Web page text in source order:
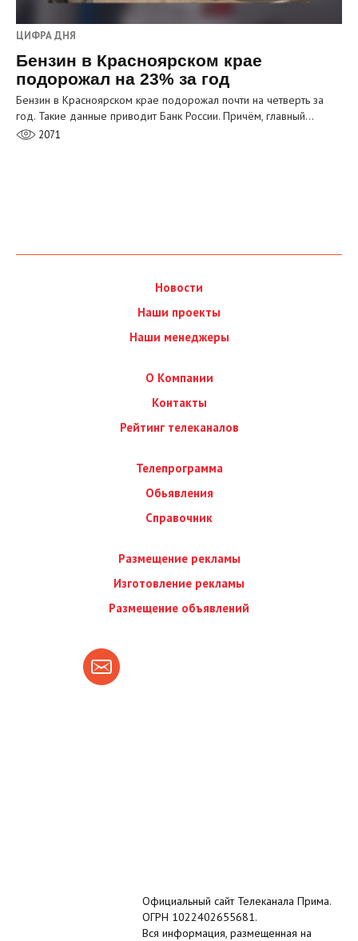
ЦИФРА ДНЯ
Бензин в Красноярском крае
подорожал на 23% за год
Бензин в Красноярском крае подорожал почти на четверть за
год. Такие данные приводит Банк России. Причём, главный…
2071
Новости
Наши проекты
Наши менеджеры
О Компании
Контакты
Рейтинг телеканалов
Телепрограмма
Обьявления
Справочник
Размещение рекламы
Изготовление рекламы
Размещение объявлений
Официальный сайт Телеканала Прима.
ОГРН 1022402655681.
Вся информация, размещенная на